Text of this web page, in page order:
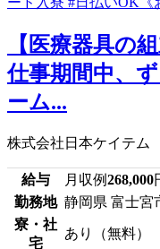
【医療器具の
仕事期間中、
ーム...
株式会社日本ケイテム
給与 月収例268,000
勤務地 静岡県 富士宮
寮・社
宅
あり（無料）